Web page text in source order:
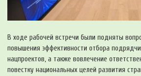
В ходе рабочей встречи были подняты
повышения эффективности отбора
нацпроектов, а также вовлечение
повестку национальных целей развития